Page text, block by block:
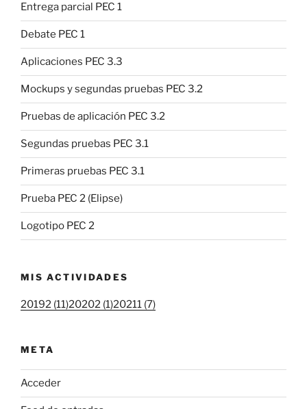
Entrega parcial PEC 1
Debate PEC 1
Aplicaciones PEC 3.3
Mockups y segundas pruebas PEC 3.2
Pruebas de aplicación PEC 3.2
Segundas pruebas PEC 3.1
Primeras pruebas PEC 3.1
Prueba PEC 2 (Elipse)
Logotipo PEC 2
MIS ACTIVIDADES
20192 (11)20202 (1)20211 (7)
META
Acceder